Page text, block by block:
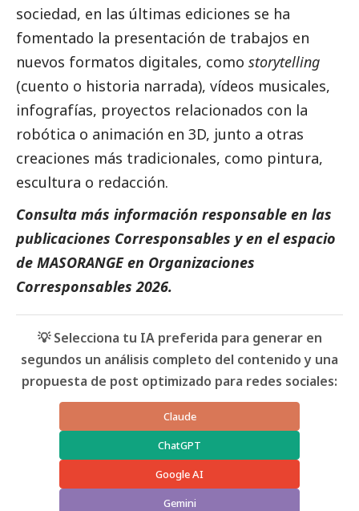
sociedad, en las últimas ediciones se ha
fomentado la presentación de trabajos en
nuevos formatos digitales, como storytelling
(cuento o historia narrada), vídeos musicales,
infografías, proyectos relacionados con la
robótica o animación en 3D, junto a otras
creaciones más tradicionales, como pintura,
escultura o redacción.
Consulta más información responsable en las
publicaciones Corresponsables y en el espacio
de MASORANGEen Organizaciones
Corresponsables 2026.
💡 Selecciona tu IA preferida para generar en
segundos un análisis completo del contenido y una
propuesta de post optimizado para redes sociales:
Claude
ChatGPT
Google AI
Gemini